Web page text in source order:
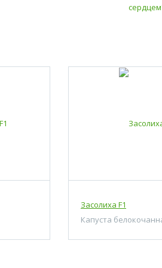
Засолиха F1
Капуста